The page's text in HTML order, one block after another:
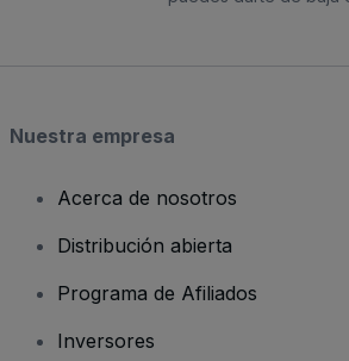
Nuestra empresa
Acerca de nosotros
Distribución abierta
Programa de Afiliados
Inversores